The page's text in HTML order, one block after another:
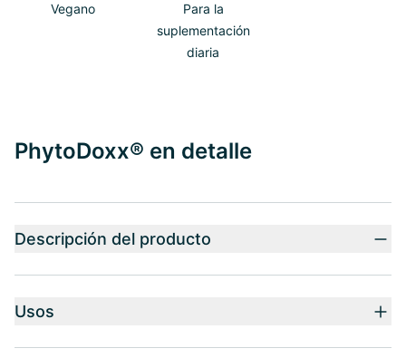
Vegano
Para la
suplementación
diaria
PhytoDoxx® en detalle
Descripción del producto
Usos